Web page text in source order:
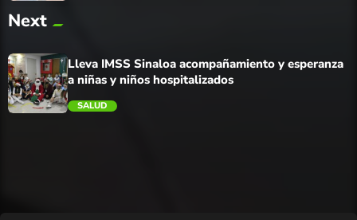
trending_flat
Next
Lleva IMSS Sinaloa acompañamiento y esperanza
a niñas y niños hospitalizados
SALUD